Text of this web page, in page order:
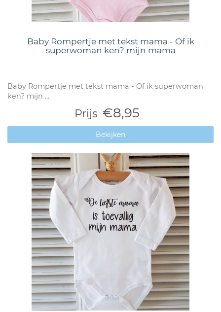
Baby Rompertje met tekst mama - Of ik
superwoman ken? mijn mama
Baby Rompertje met tekst mama - Of ik superwoman
ken? mijn ...
Prijs €8,95
Bekijken